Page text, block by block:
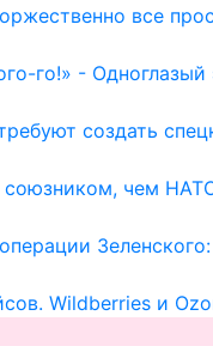
все
го!» - Одноглазый
создать
союзником, чем
Wildberries и